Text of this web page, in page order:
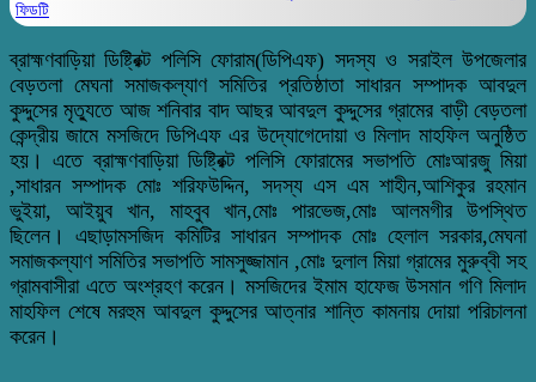
ফিডটি
ব্রাহ্মণবাড়িয়া ডিষ্ট্রিক্ট পলিসি ফোরাম(ডিপিএফ) সদস্য ও সরাইল উপজেলার
বেড়তলা মেঘনা সমাজকল্যাণ সমিতির প্রতিষ্ঠাতা সাধারন সম্পাদক আবদুল
কুদ্দুসের মৃত্যুতে আজ শনিবার বাদ আছর আবদুল কুদ্দুসের গ্রামের বাড়ী বেড়তলা
কেন্দ্রীয় জামে মসজিদে ডিপিএফ এর উদ্যোগেদোয়া ও মিলাদ মাহফিল অনুষ্ঠিত
হয়। এতে ব্রাহ্মণবাড়িয়া ডিষ্ট্রিক্ট পলিসি ফোরামের সভাপতি মোঃআরজু মিয়া
,সাধারন সম্পাদক মোঃ শরিফউদ্দিন, সদস্য এস এম শাহীন,আশিকুর রহমান
ভুইয়া, আইয়ুব খান, মাহবুব খান,মোঃ পারভেজ,মোঃ আলমগীর উপস্থিত
ছিলেন। এছাড়ামসজিদ কমিটির সাধারন সম্পাদক মোঃ হেলাল সরকার,মেঘনা
সমাজকল্যাণ সমিতির সভাপতি সামসুজ্জামান ,মোঃ দুলাল মিয়া গ্রামের মুরুব্বী সহ
গ্রামবাসীরা এতে অংশ্রহণ করেন। মসজিদের ইমাম হাফেজ উসমান গণি মিলাদ
মাহফিল শেষে মরহুম আবদুল কুদ্দুসের আত্নার শান্তি কামনায় দোয়া পরিচালনা
করেন।